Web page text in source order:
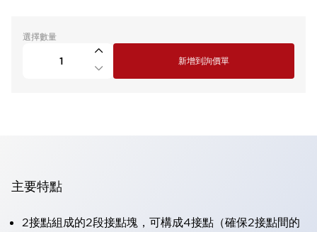
選擇數量
新增到詢價單
主要特點
2接點組成的2段接點塊，可構成4接點（確保2接點間的